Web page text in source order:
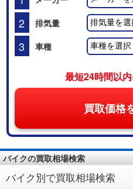
2 排気量
3 車種
最短24時間以内
買取価格
バイクの買取相場検索
バイク別で買取相場検索